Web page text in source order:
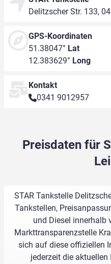
Delitzscher Str. 133,
GPS-Koordinaten
51.38047° Lat
12.383629° Long
Kontakt
0341 9012957
Preisdaten für
STAR Tankstelle
Tankstellen,
und Diesel innerhalb
Markttransparenzstelle
sich auf diese offiziellen
jederzeit die aktuellen